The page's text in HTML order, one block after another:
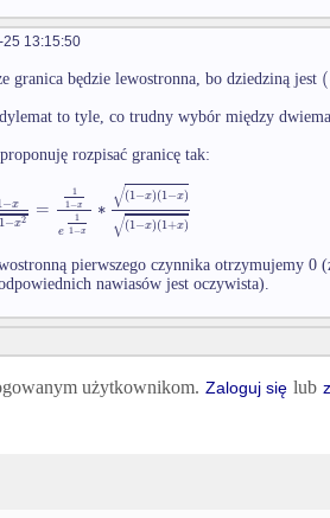
13:15:50
granica będzie lewostronna, bo dziedziną jest (
to tyle, co trudny wybór między
rozpisać granicę tak:
−x
−x2 =
1
1−x
e
1
1−x
∗
(1−x)(1−x)
√
(1−x)(1+x)
√
pierwszego czynnika otrzymujemy 0
nawiasów jest oczywista).
użytkownikom. Zaloguj się lub